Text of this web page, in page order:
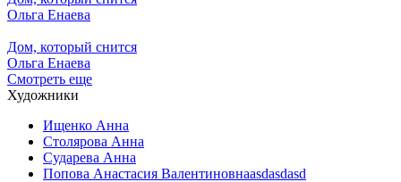
Ольга Енаева
Дом, который снится
Ольга Енаева
Смотреть еще
Художники
Ищенко Анна
Столярова Анна
Сударева Анна
Попова Анастасия Валентиновнаasdasdasd